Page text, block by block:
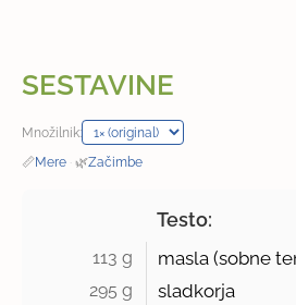
SESTAVINE
Množilnik:
📏Mere · 🌿Začimbe
Testo:
113 g masla (sobne
295 g sladkorja